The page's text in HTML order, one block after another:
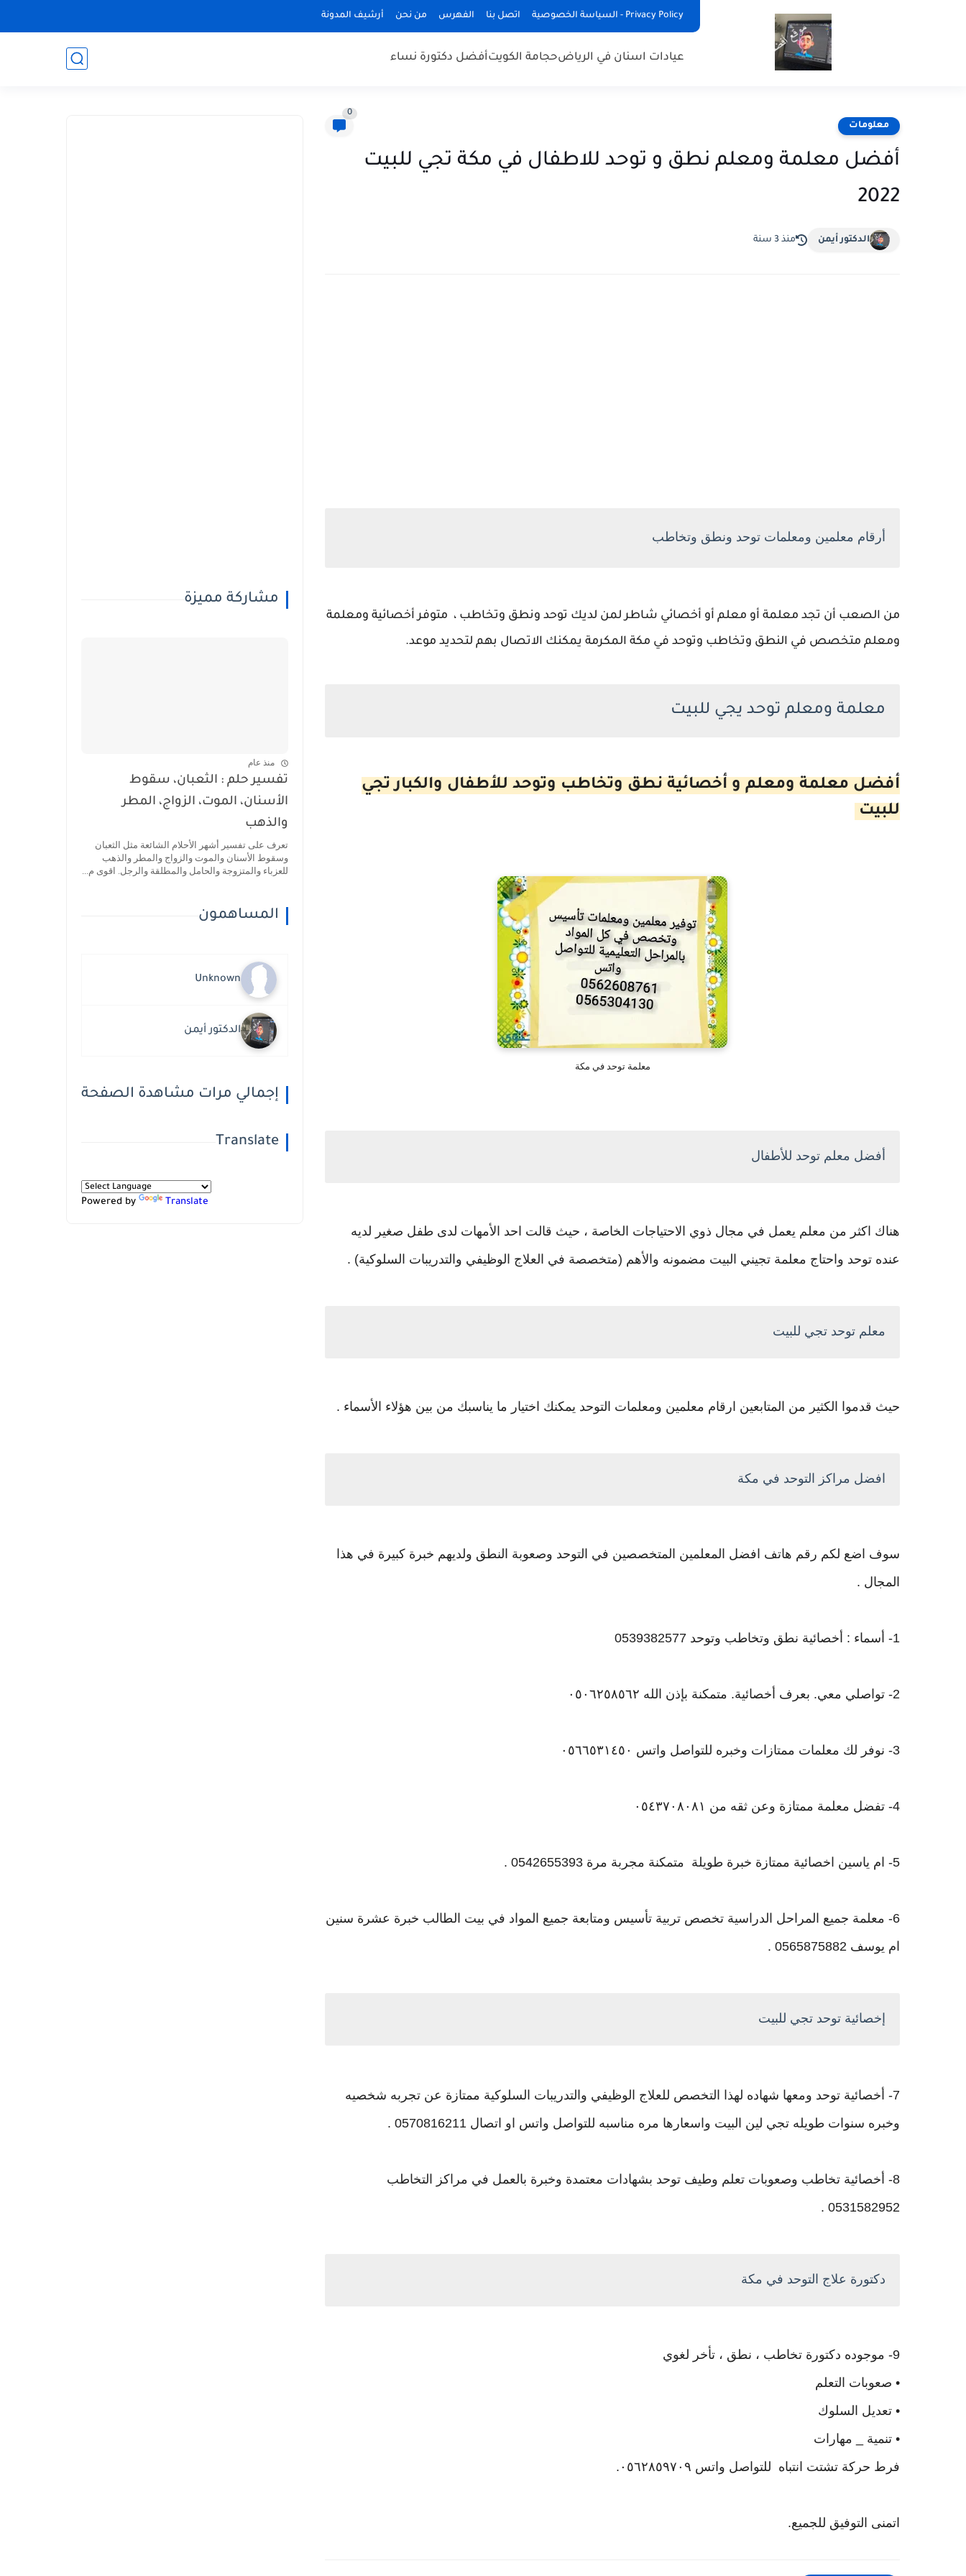
Privacy Policy - السياسة الخصوصية اتصل بنا الفهرس من نحن أرشيف المدونة
عيادات اسنان في الرياضحجامة الكويتأفضل دكتورة نساء
معلومات
0
أفضل معلمة ومعلم نطق و توحد للاطفال في مكة تجي للبيت
2022
الدكتور أيمن منذ 3 سنة
أرقام معلمين ومعلمات توحد ونطق وتخاطب
من الصعب أن تجد معلمة أو معلم أو أخصائي شاطر لمن لديك توحد ونطق وتخاطب ، متوفر أخصائية ومعلمة
ومعلم متخصص في النطق وتخاطب وتوحد في مكة المكرمة يمكنك الاتصال بهم لتحديد موعد.
معلمة ومعلم توحد يجي للبيت
أفضل معلمة ومعلم و أخصائية نطق وتخاطب وتوحد للأطفال والكبار تجي
للبيت
معلمة توحد في مكة
أفضل معلم توحد للأطفال
هناك اكثر من معلم يعمل في مجال ذوي الاحتياجات الخاصة ، حيث قالت احد الأمهات لدى طفل صغير لديه
عنده توحد واحتاج معلمة تجيني البيت مضمونه والأهم (متخصصة في العلاج الوظيفي والتدريبات السلوكية)‬ .
معلم توحد تجي للبيت
حيث قدموا الكثير من المتابعين ارقام معلمين ومعلمات التوحد يمكنك اختيار ما يناسبك من بين هؤلاء الأسماء .
افضل مراكز التوحد في مكة
سوف اضع لكم رقم هاتف افضل المعلمين المتخصصين في التوحد وصعوبة النطق ولديهم خبرة كبيرة في هذا
المجال .
1- ‫أسماء : أخصائية نطق وتخاطب وتوحد 0539382577‬
2- ‫تواصلي معي. بعرف أخصائية. متمكنة بإذن الله ٠٥٠٦٢٥٨٥٦٢‬
3- نوفر لك معلمات ممتازات وخبره للتواصل واتس ٠٥٦٦٥٣١٤٥٠
4- ‫تفضل معلمة ممتازة وعن ثقه من ٠٥٤٣٧٠٨٠٨١‬
5- ام ياسين ‫اخصائية ممتازة خبرة طويلة متمكنة مجربة مرة 0542655393‬ .
6- معلمة جميع المراحل الدراسية تخصص تربية تأسيس ومتابعة جميع المواد في بيت الطالب خبرة عشرة سنين
ام يوسف 0565875882 .
إخصائية توحد تجي للبيت
7- ‫أخصائية توحد ومعها شهاده لهذا التخصص للعلاج الوظيفي والتدريبات السلوكية ممتازة عن تجربه شخصيه
وخبره سنوات طويله تجي لين البيت واسعارها مره مناسبه للتواصل واتس او اتصال 0570816211‬ .
8- أخصائية تخاطب وصعوبات تعلم وطيف توحد بشهادات معتمدة وخبرة بالعمل في مراكز التخاطب
0531582952 .
دكتورة علاج التوحد في مكة
9- موجوده دكتورة تخاطب ، نطق ، تأخر لغوي
‏• صعوبات التعلم
‏• تعديل السلوك
‏• تنمية _ مهارات
‏فرط حركة تشتت انتباه للتواصل واتس ٠٥٦٢٨٥٩٧٠٩.
اتمنى التوفيق للجميع.
مشاركة مميزة
منذ عام
تفسير حلم : الثعبان، سقوط
الأسنان، الموت، الزواج، المطر
والذهب
تعرف على تفسير أشهر الأحلام الشائعة مثل الثعبان
وسقوط الأسنان والموت والزواج والمطر والذهب
للعزباء والمتزوجة والحامل والمطلقة والرجل. اقوى م...
المساهمون
Unknown
الدكتور أيمن
إجمالي مرات مشاهدة الصفحة
Translate
Powered by Translate